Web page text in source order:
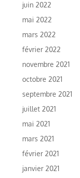
juin 2022
mai 2022
mars 2022
février 2022
novembre 2021
octobre 2021
septembre 2021
juillet 2021
mai 2021
mars 2021
février 2021
janvier 2021